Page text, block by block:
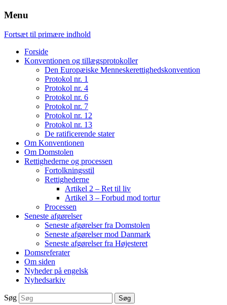
Menu
Fortsæt til primære indhold
Forside
Konventionen og tillægsprotokoller
Den Europæiske Menneskerettighedskonvention
Protokol nr. 1
Protokol nr. 4
Protokol nr. 6
Protokol nr. 7
Protokol nr. 12
Protokol nr. 13
De ratificerende stater
Om Konventionen
Om Domstolen
Rettighederne og processen
Fortolkningsstil
Rettighederne
Artikel 2 – Ret til liv
Artikel 3 – Forbud mod tortur
Processen
Seneste afgørelser
Seneste afgørelser fra Domstolen
Seneste afgørelser mod Danmark
Seneste afgørelser fra Højesteret
Domsreferater
Om siden
Nyheder på engelsk
Nyhedsarkiv
Søg